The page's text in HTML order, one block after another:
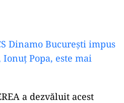
Dinamo București impus
Ionuț Popa, este mai
a dezvăluit acest